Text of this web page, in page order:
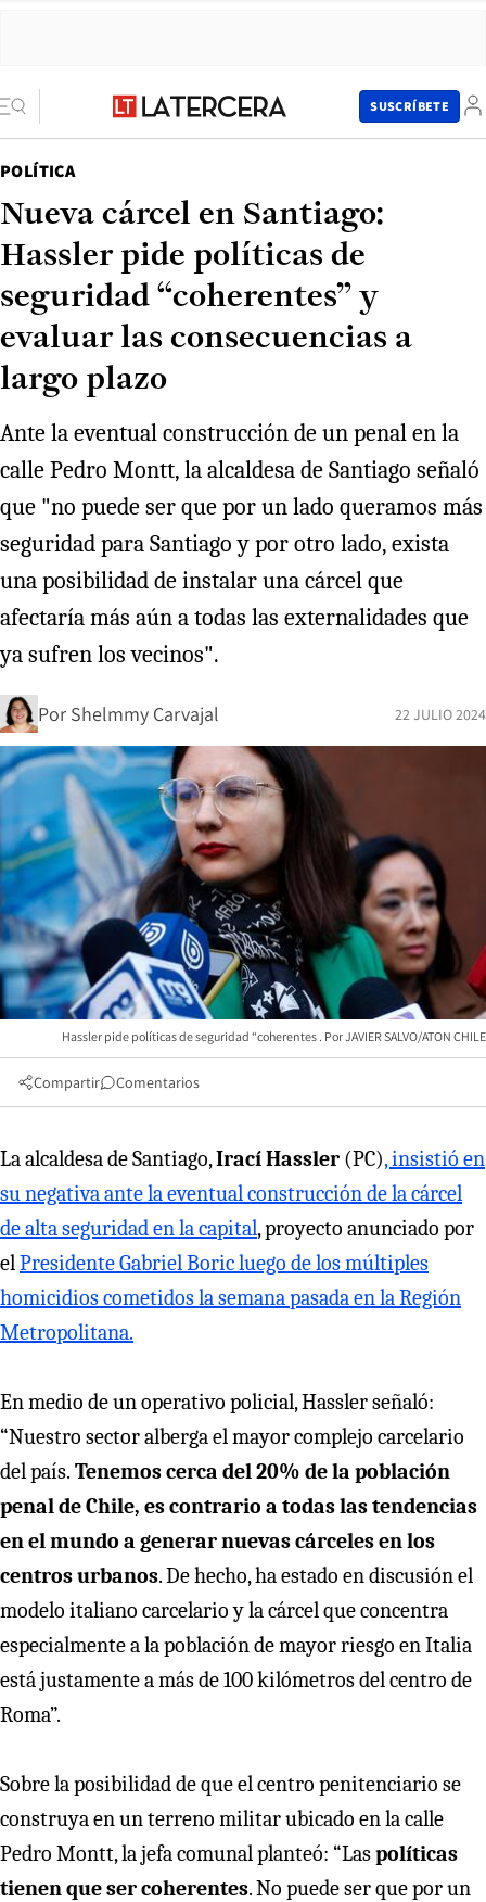
SUSCRÍBETE
POLÍTICA
Nueva cárcel en Santiago:
Hassler pide políticas de
seguridad “coherentes” y
evaluar las consecuencias a
largo plazo
Ante la eventual construcción de un penal en la
calle Pedro Montt, la alcaldesa de Santiago señaló
que "no puede ser que por un lado queramos más
seguridad para Santiago y por otro lado, exista
una posibilidad de instalar una cárcel que
afectaría más aún a todas las externalidades que
ya sufren los vecinos".
Por Shelmmy Carvajal 22 JULIO 2024
Hassler pide políticas de seguridad “coherentes JAVIER SALVO/ATON CHILE
Compartir Comentarios
La alcaldesa de Santiago,Irací Hassler (PC), insistió en
sunegativa ante la eventual construcción de la cárcel
de alta seguridad en la capital, proyecto anunciado por
elPresidente Gabriel Boric luego de los múltiples
homicidios cometidos la semana pasada en la Región
Metropolitana.
En medio de un operativo policial, Hassler señaló:
“Nuestro sector alberga el mayor complejo carcelario
del país. Tenemos cerca del 20% de la población
penal de Chile, es contrario a todas las tendencias
en el mundo a generar nuevas cárceles en los
centros urbanos. De hecho, ha estado en discusión el
modelo italiano carcelario y la cárcel que concentra
especialmente a la población de mayor riesgo en Italia
está justamente a más de 100 kilómetros del centro de
Roma”.
Sobre la posibilidad de que el centro penitenciario se
construya en un terreno militar ubicado en la calle
Pedro Montt, la jefa comunal planteó: “Laspolíticas
tienen que ser coherentes. No puede ser que por un